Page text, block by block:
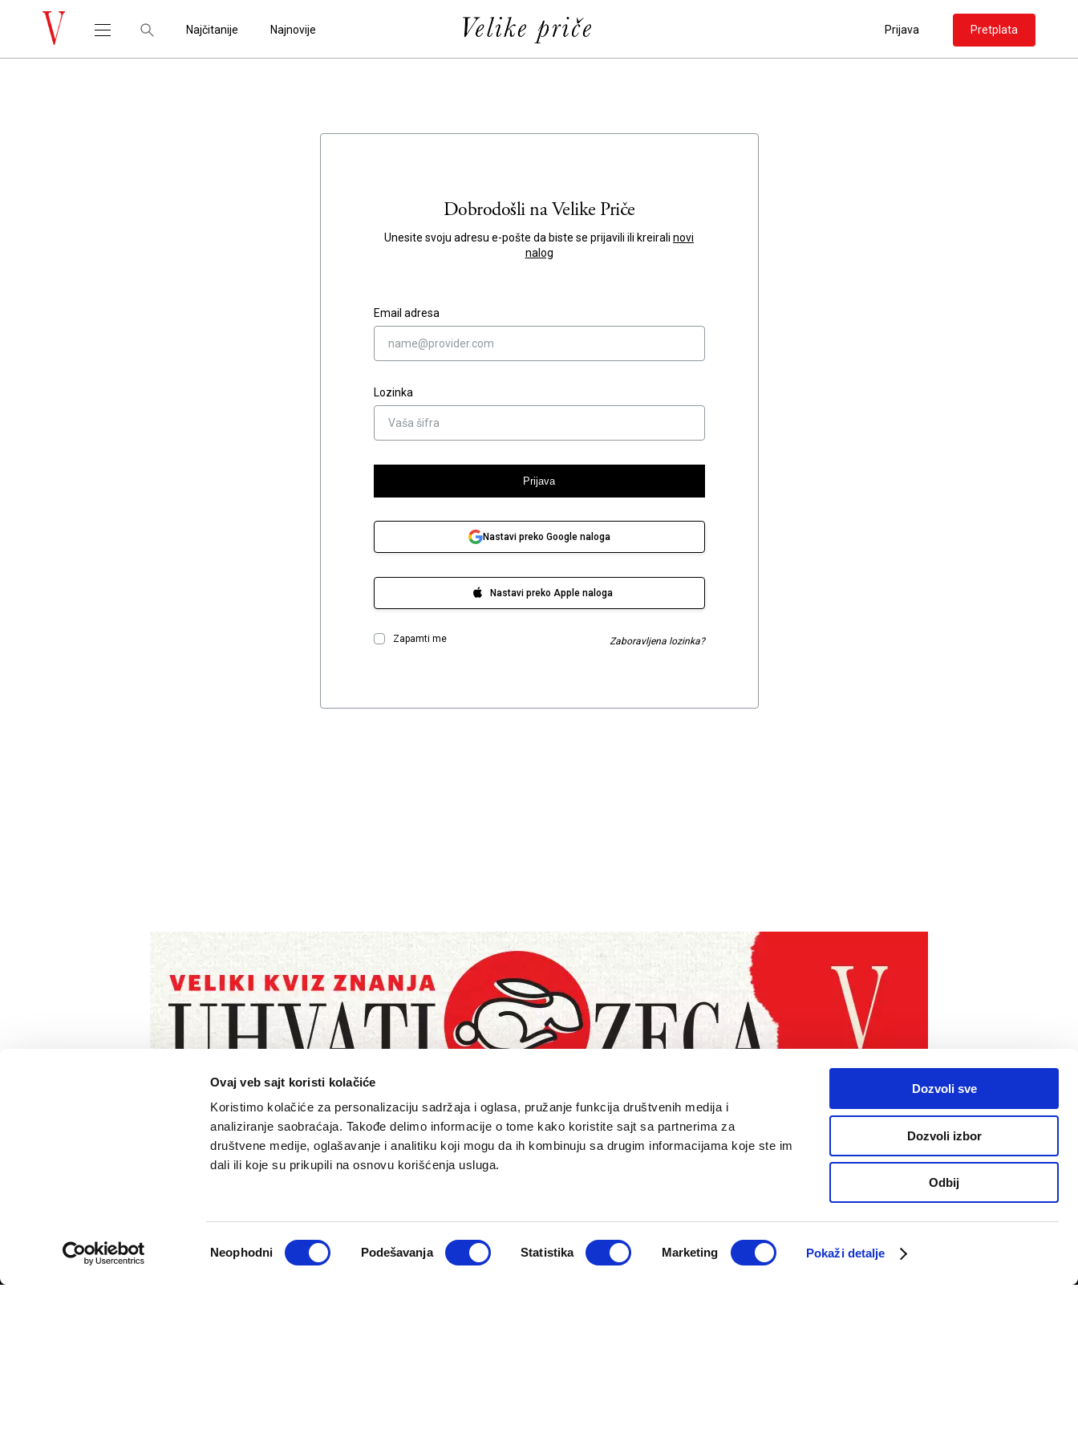
Ovaj veb sajt koristi kolačiće
Koristimo kolačiće za personalizaciju sadržaja i oglasa, pružanje funkcija društvenih medija i
analiziranje saobraćaja. Takođe delimo informacije o tome kako koristite sajt sa partnerima za
društvene medije, oglašavanje i analitiku koji mogu da ih kombinuju sa drugim informacijama koje ste im
dali ili koje su prikupili na osnovu korišćenja usluga.
сагласности
Neophodni Podešavanja Statistika Marketing Pokaži detalje
Dozvoli sve
Dozvoli izbor
Odbij
Najčitanije Najnovije Prijava Pretplata
Dobrodošli naVelike Priče
Unesite svoju adresu e-pošte da biste se prijavili ili kreirali novi
nalog
Email adresa
Lozinka
Prijava
Nastavi preko Google naloga
Nastavi preko Apple naloga
Zapamti me Zaboravljena lozinka?
Sport
Psihologija
Pantelićev Georeport
Faktor 50+
Rosić i drugovi
Impresum
Marketing
Kontakt
Pretplati se
Pokloni prijatelju
Newsletter